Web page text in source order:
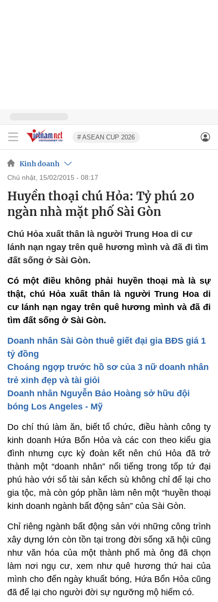
# ASEAN CUP 2026
Kinh doanh
chủ nhật, 15/02/2015 - 08:17
Huyền thoại chú Hỏa: Tỷ phú 20
ngàn nhà mặt phố Sài Gòn
Chú Hỏa xuất thân là người Trung Hoa di cư
lánh nạn ngay trên quê hương mình và đã đi tìm
đất sống ở Sài Gòn.
Có một điều không phải huyền thoại mà là sự
thật, chú Hỏa xuất thân là người Trung Hoa di
cư lánh nạn ngay trên quê hương mình và đã đi
tìm đất sống ở Sài Gòn.
Doanh nhân Sài Gòn thuê giết đại gia BĐS giá 1
tỷ đồng
Choáng ngợp trước hồ sơ của 3 nữ doanh nhân
trẻ xinh đẹp và tài giỏi
Doanh nhân Nguyễn Bảo Hoàng sở hữu đội
bóng Los Angeles - Mỹ
Do chí thú làm ăn, biết tổ chức, điều hành công ty
kinh doanh Hứa Bổn Hỏa và các con theo kiểu gia
đình nhưng cực kỳ đoàn kết nên chú Hỏa đã trở
thành một “doanh nhân” nổi tiếng trong tốp tứ đại
phú hào với số tài sản kếch sù không chỉ để lại cho
gia tộc, mà còn góp phần làm nên một “huyền thoại
kinh doanh ngành bất động sản” của Sài Gòn.
Chỉ riêng ngành bất động sản với những công trình
xây dựng lớn còn tồn tại trong đời sống xã hội cũng
như văn hóa của một thành phố mà ông đã chọn
làm nơi ngụ cư, xem như quê hương thứ hai của
mình cho đến ngày khuất bóng, Hứa Bổn Hỏa cũng
đã để lại cho người đời sự ngưỡng mộ hiếm có.